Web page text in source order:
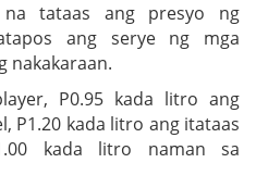
tataas ang presyo ng
ang serye ng mga
nakakaraan.
P0.95 kada litro ang
P1.20 kada litro ang itataas
kada litro naman sa